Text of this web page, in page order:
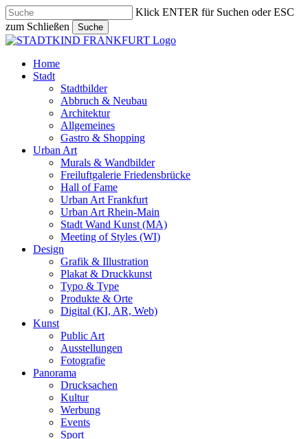
Skip
to
main
content
Klick ENTER für Suchen oder ESC
zum Schließen
Suche
Close
search
Menu
Home
Stadt
Stadtbilder
Abbruch & Neubau
Architektur
Allgemeines
Gastro & Shopping
Urban Art
Murals & Wandbilder
Freiluftgalerie Friedensbrücke
Hall of Fame
Urban Art Frankfurt
Urban Art Rhein-Main
Stadt Wand Kunst (MA)
Meeting of Styles (WI)
Design
Grafik & Illustration
Plakat & Druckkunst
Typo & Type
Produkte & Orte
Digital (KI, AR, Web)
Kunst
Public Art
Ausstellungen
Fotografie
Panorama
Drucksachen
Kultur
Werbung
Events
Sport